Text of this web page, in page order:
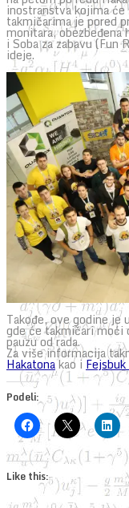
inostranstva kojima
takmičarima je pored
monitara, obezbeđena
i Soba za zabavu
ideje.
Takođe, ove godine je
gde će takmičari moći
pauzu od rada.
Za više informacija
Hakatonakao i
Podeli:
Like this: